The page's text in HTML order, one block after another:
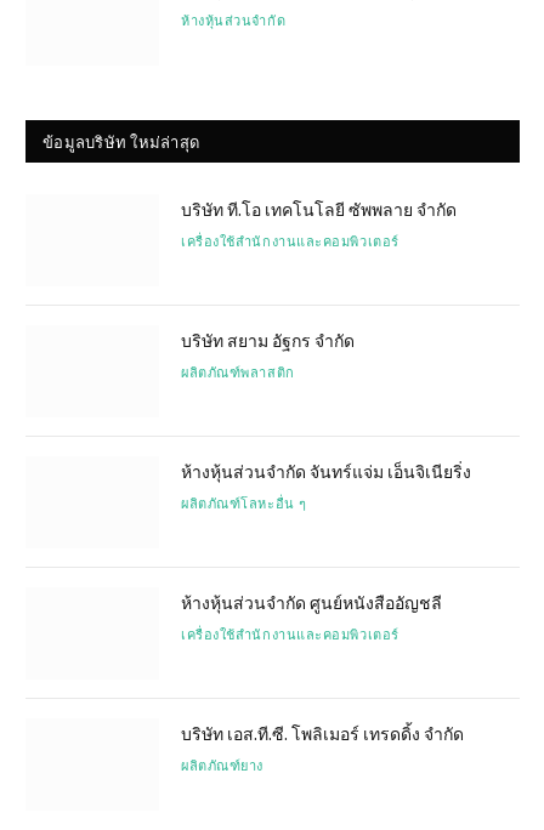
ห้างหุ้นส่วนจำกัด
ข้อมูลบริษัท ใหม่ล่าสุด
บริษัท ที.โอ เทคโนโลยี ซัพพลาย จำกัด
เครื่องใช้สำนักงานและคอมพิวเตอร์
บริษัท สยาม อัฐกร จำกัด
ผลิตภัณฑ์พลาสติก
ห้างหุ้นส่วนจำกัด จันทร์แจ่ม เอ็นจิเนียริ่ง
ผลิตภัณฑ์โลหะอื่น ๆ
ห้างหุ้นส่วนจำกัด ศูนย์หนังสืออัญชลี
เครื่องใช้สำนักงานและคอมพิวเตอร์
บริษัท เอส.ที.ซี. โพลิเมอร์ เทรดดิ้ง จำกัด
ผลิตภัณฑ์ยาง